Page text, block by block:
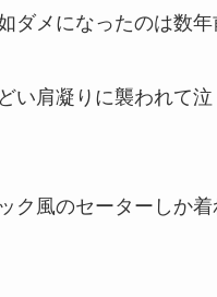
メになったのは数年
い肩凝りに襲われて
風のセーターしか着